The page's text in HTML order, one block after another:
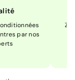
par nos